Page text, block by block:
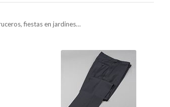
fiestas en jardines…